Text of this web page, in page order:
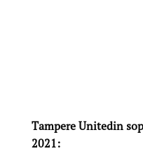
Tampere Unitedin
2021: